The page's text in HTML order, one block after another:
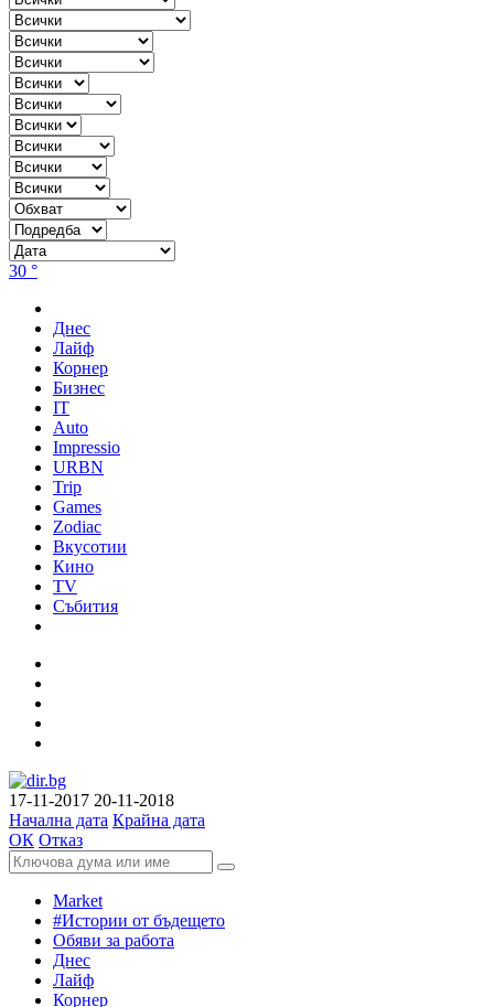
30 °
Днес
Лайф
Корнер
Бизнес
IT
Auto
Impressio
URBN
Trip
Games
Zodiac
Вкусотии
Кино
TV
Събития
17-11-2017 20-11-2018
Начална дата Крайна дата
ОК Отказ
Market
#Истории от бъдещето
Обяви за работа
Днес
Лайф
Корнер